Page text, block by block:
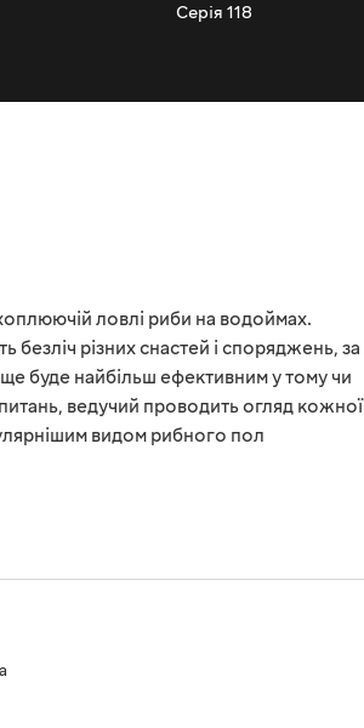
Серія 118
ловлі риби на водоймах.
безліч різних снастей і споряджень, за
буде найбільш ефективним у тому чи
ведучий проводить огляд кожної
видом рибного пол